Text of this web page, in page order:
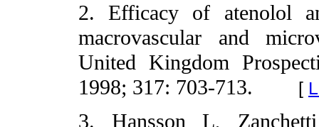
2. Efficacy of atenolol
macrovascular and
United Kingdom
1998; 317: 703-713.
[
3. Hansson L,